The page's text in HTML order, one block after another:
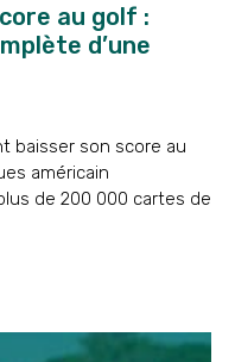
au golf :
d’une
baisser son score au
américain
de 200 000 cartes de